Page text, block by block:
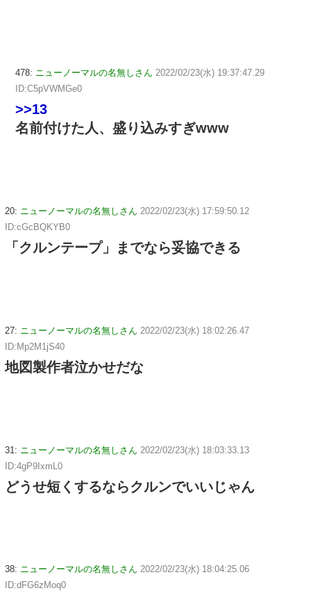
478: ニューノーマルの名無しさん 2022/02/23(水) 19:37:47.29
ID:C5pVWMGe0
>>13
名前付けた人、盛り込みすぎwww
20: ニューノーマルの名無しさん 2022/02/23(水) 17:59:50.12
ID:cGcBQKYB0
「クルンテープ」までなら妥協できる
27: ニューノーマルの名無しさん 2022/02/23(水) 18:02:26.47
ID:Mp2M1jS40
地図製作者泣かせだな
31: ニューノーマルの名無しさん 2022/02/23(水) 18:03:33.13
ID:4gP9IxmL0
どうせ短くするならクルンでいいじゃん
38: ニューノーマルの名無しさん 2022/02/23(水) 18:04:25.06
ID:dFG6zMoq0